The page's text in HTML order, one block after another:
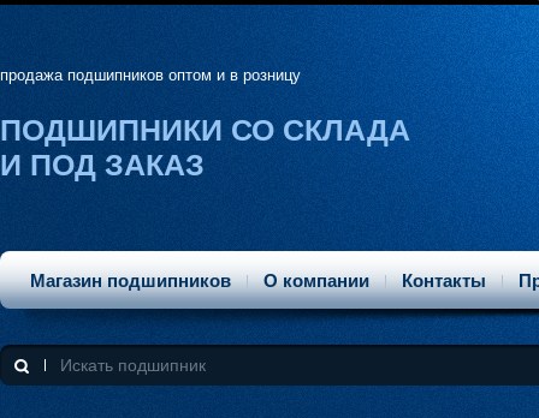
продажа подшипников оптом и в розницу
ПОДШИПНИКИ СО СКЛАДА
И ПОД ЗАКАЗ
Магазин подшипников О компании Контакты